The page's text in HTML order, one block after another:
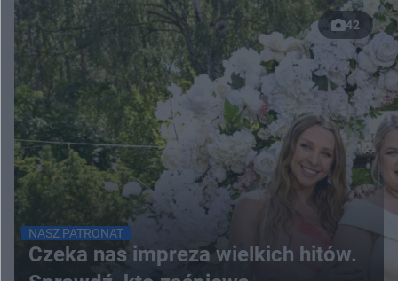
42
NASZ PATRONAT
Czeka nas impreza wielkich hitów.